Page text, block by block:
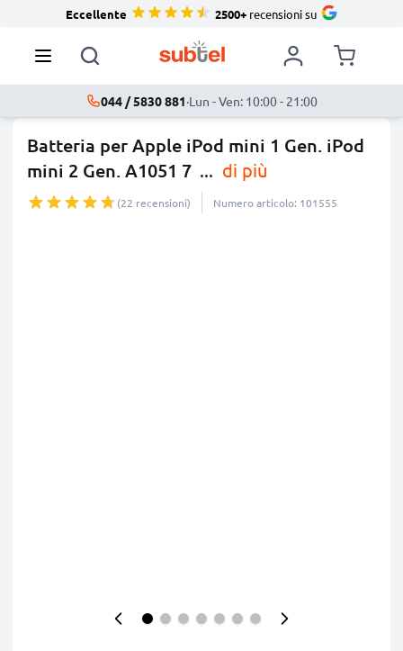
Eccellente 2500+recensioni su
044 / 5830 881·Lun - Ven: 10:00 - 21:00
Batteria per Apple iPod mini 1 Gen. iPod
mini 2 Gen. A1051 7 ... di più
(22 recensioni) Numero articolo: 101555